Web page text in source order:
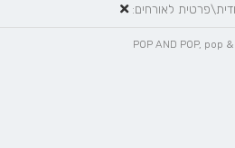
לאורחים: